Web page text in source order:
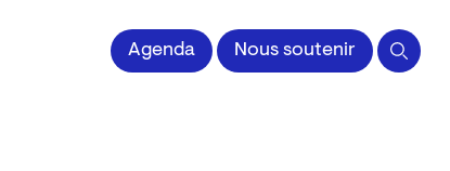
impriméeAgenda Nous soutenir